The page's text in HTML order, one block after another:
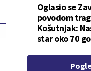
Oglasio se
povodom
Košutnjak:
star oko 70